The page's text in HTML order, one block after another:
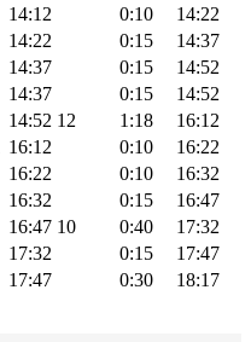
14:12 0:10
14:22
14:22 0:15
14:37
14:37 0:15
14:52
14:37 0:15
14:52
14:52 12 1:18
16:12
16:12 0:10
16:22
16:22 0:10
16:32
16:32 0:15
16:47
16:47 10 0:40
17:32
17:32 0:15
17:47
17:47 0:30 18:17